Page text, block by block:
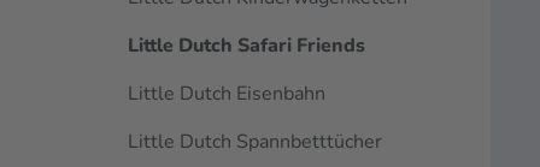
Little Dutch Safari Friends
Little Dutch Eisenbahn
Little Dutch Spannbetttücher